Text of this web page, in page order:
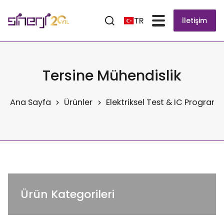
TR İletişim
Tersine Mühendislik
Ana Sayfa Ürünler Elektriksel Test & IC
Ürün Kategorileri